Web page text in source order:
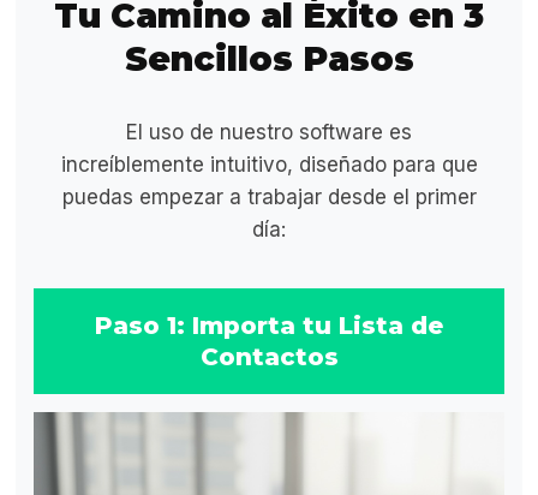
Tu Camino al Éxito en 3
Sencillos Pasos
El uso de nuestro software es
increíblemente intuitivo, diseñado para que
puedas empezar a trabajar desde el primer
día:
Paso 1: Importa tu Lista de
Contactos